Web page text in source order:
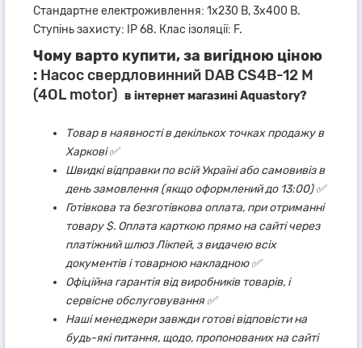
Стандартне електроживлення: 1x230 В, 3x400 В.
Ступінь захисту: IP 68. Клас ізоляції: F.
Чому варто купити, за вигідною ціною
: Насос свердловинний DAB CS4B-12 M
(4OL motor) в інтернет магазині Aquastory?
Товар в наявності в декількох точках продажу в
Харкові ✅
Швидкі відправки по всій Україні або самовивіз в
день замовлення (якщо оформлений до 13:00) ✅
Готівкова та безготівкова оплата, при отриманні
товару $. Оплата карткою прямо на сайті через
платіжний шлюз Лікпей, з видачею всіх
документів і товарною накладною ✅
Офіційна гарантія від виробників товарів, і
сервісне обслуговування ✅
Наші менеджери завжди готові відповісти на
будь-які питання, щодо, пропонованих на сайті